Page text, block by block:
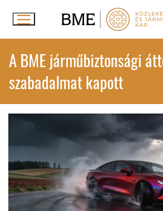
A BME járműbiztonsági
szabadalmat kapott